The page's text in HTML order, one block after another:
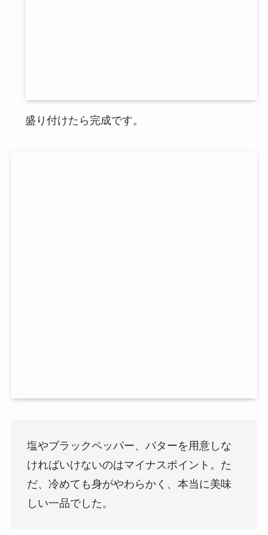
盛り付けたら完成です。
塩やブラックペッパー、バターを用意しな
ければいけないのはマイナスポイント。た
だ、冷めても身がやわらかく、 本当に美味
しい一品でした。